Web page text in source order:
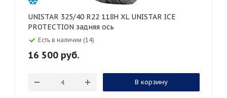
UNISTAR 325/40 R22 118H XL UNISTAR ICE
PROTECTION задняя ось
Есть в наличии (14)
16 500 руб.
В корзину